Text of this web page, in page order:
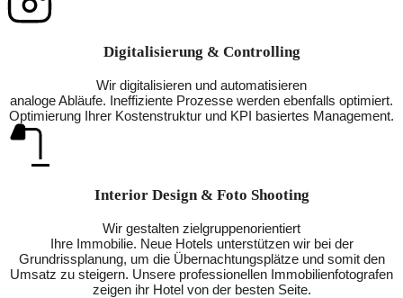
Digitalisierung & Controlling
Wir digitalisieren und automatisieren
analoge Abläufe. Ineffiziente Prozesse werden ebenfalls optimiert.
Optimierung Ihrer Kostenstruktur und KPI basiertes Management.
Interior Design & Foto Shooting
Wir gestalten zielgruppenorientiert
Ihre Immobilie. Neue Hotels unterstützen wir bei der
Grundrissplanung, um die Übernachtungsplätze und somit den
Umsatz zu steigern. Unsere professionellen Immobilienfotografen
zeigen ihr Hotel von der besten Seite.